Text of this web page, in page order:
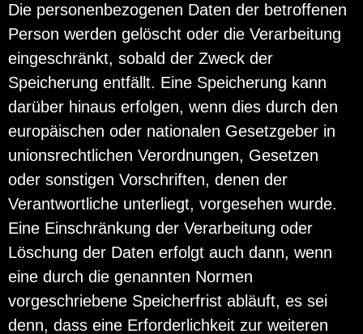
Die personenbezogenen Daten der betroffenen
Person werden gelöscht oder die Verarbeitung
eingeschränkt, sobald der Zweck der
Speicherung entfällt. Eine Speicherung kann
darüber hinaus erfolgen, wenn dies durch den
europäischen oder nationalen Gesetzgeber in
unionsrechtlichen Verordnungen, Gesetzen
oder sonstigen Vorschriften, denen der
Verantwortliche unterliegt, vorgesehen wurde.
Eine Einschränkung der Verarbeitung oder
Löschung der Daten erfolgt auch dann, wenn
eine durch die genannten Normen
vorgeschriebene Speicherfrist abläuft, es sei
denn, dass eine Erforderlichkeit zur weiteren